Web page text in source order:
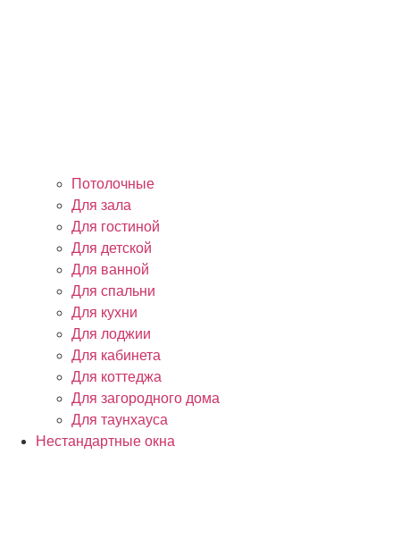
Потолочные
Для зала
Для гостиной
Для детской
Для ванной
Для спальни
Для кухни
Для лоджии
Для кабинета
Для коттеджа
Для загородного дома
Для таунхауса
Нестандартные окна